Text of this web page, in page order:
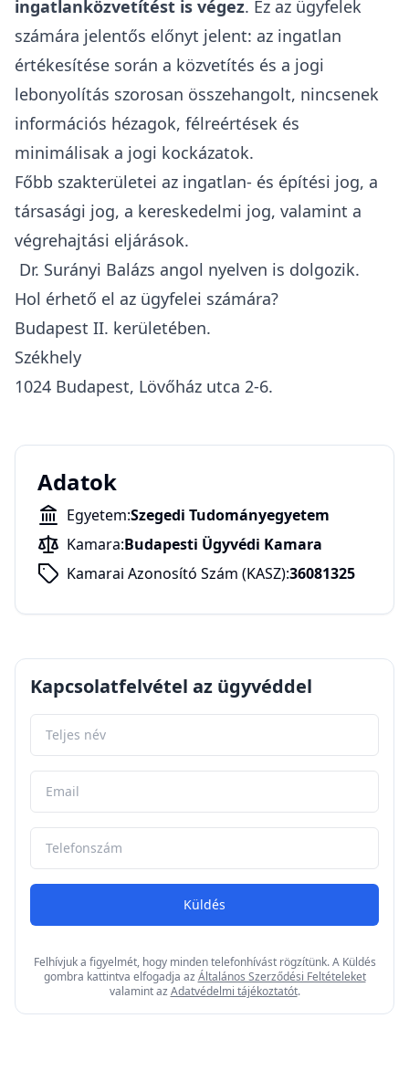
ingatlanközvetítést is végez. Ez az ügyfelek
számára jelentős előnyt jelent: az ingatlan
értékesítése során a közvetítés és a jogi
lebonyolítás szorosan összehangolt, nincsenek
információs hézagok, félreértések és
minimálisak a jogi kockázatok.
Főbb szakterületei az ingatlan- és építési jog, a
társasági jog, a kereskedelmi jog, valamint a
végrehajtási eljárások.
Dr. Surányi Balázs angol nyelven is dolgozik.
Hol érhető el az ügyfelei számára?
Budapest II. kerületében.
Székhely
1024 Budapest, Lövőház utca 2-6.
Adatok
Egyetem:Szegedi Tudományegyetem
Kamara:Budapesti Ügyvédi Kamara
Kamarai Azonosító Szám (KASZ):36081325
Kapcsolatfelvétel az ügyvéddel
Küldés
Felhívjuk a figyelmét, hogy minden telefonhívást rögzítünk. A Küldés
gombra kattintva elfogadja az Általános Szerződési Feltételeket
valamint az Adatvédelmi tájékoztatót.